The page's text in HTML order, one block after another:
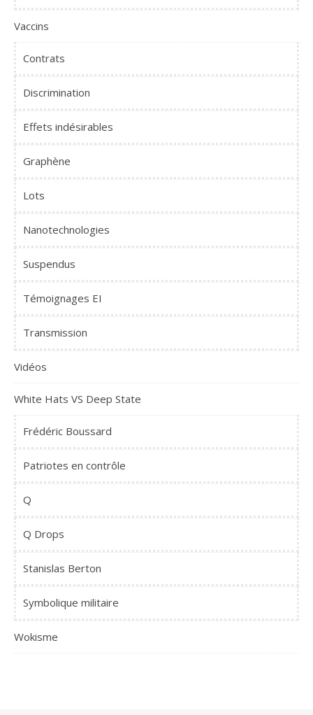
Vaccins
Contrats
Discrimination
Effets indésirables
Graphène
Lots
Nanotechnologies
Suspendus
Témoignages EI
Transmission
Vidéos
White Hats VS Deep State
Frédéric Boussard
Patriotes en contrôle
Q
Q Drops
Stanislas Berton
Symbolique militaire
Wokisme